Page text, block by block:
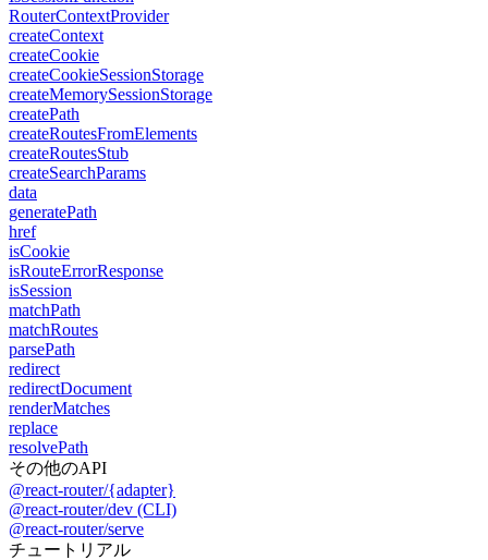
RouterContextProvider
createContext
createCookie
createCookieSessionStorage
createMemorySessionStorage
createPath
createRoutesFromElements
createRoutesStub
createSearchParams
data
generatePath
href
isCookie
isRouteErrorResponse
isSession
matchPath
matchRoutes
parsePath
redirect
redirectDocument
renderMatches
replace
resolvePath
その他のAPI
@react-router/{adapter}
@react-router/dev (CLI)
@react-router/serve
チュートリアル